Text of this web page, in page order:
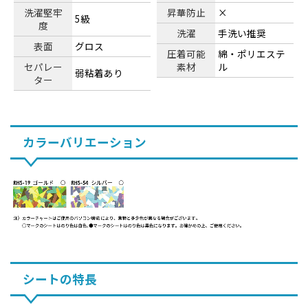
洗濯堅牢
度
5級
表面
グロス
セパレー
ター
弱粘着あり
昇華防止
×
洗濯
手洗い推奨
圧着可能
素材
綿・ポリエステ
ル
カラーバリエーション
シートの特長